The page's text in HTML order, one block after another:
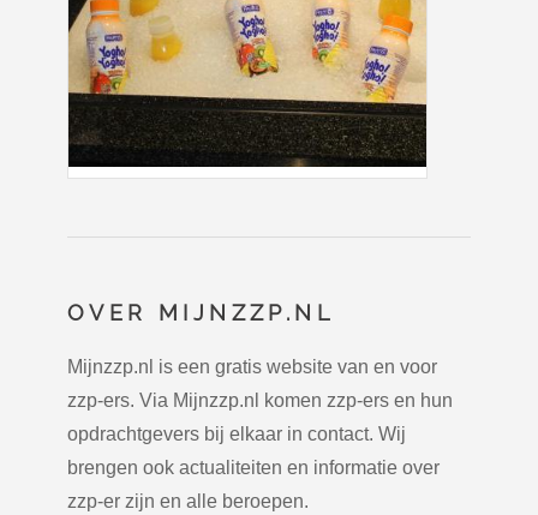
OVER MIJNZZP.NL
Mijnzzp.nl is een gratis website van en voor
zzp-ers. Via Mijnzzp.nl komen zzp-ers en hun
opdrachtgevers bij elkaar in contact. Wij
brengen ook actualiteiten en informatie over
zzp-er zijn en alle beroepen.